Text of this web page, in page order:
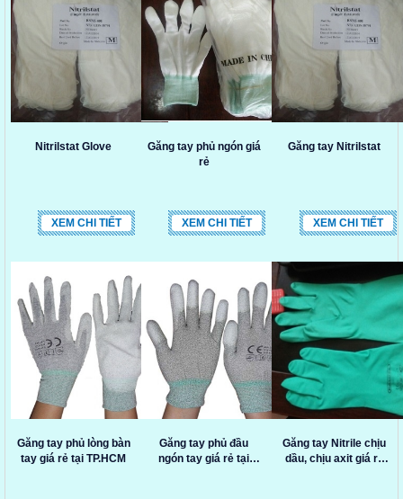
Nitrilstat Glove
XEM CHI TIẾT
Găng tay phủ ngón giá
rẻ
XEM CHI TIẾT
Găng tay Nitrilstat
XEM CHI TIẾT
Găng tay phủ lòng bàn
tay giá rẻ tại TP.HCM
Găng tay phủ đầu
ngón tay giá rẻ tại
Găng tay Nitrile chịu
dầu, chịu axit giá rẻ